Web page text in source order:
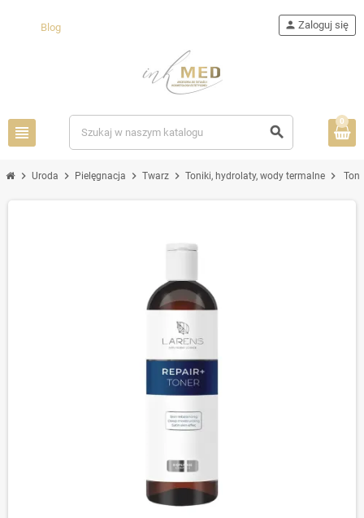
Blog
view_headline search
person Zaloguj się
0
chevron_right Uroda chevron_right Pielęgnacja chevron_right Twarz chevron_right Toniki, hydrolaty, wody termalne chevron_right